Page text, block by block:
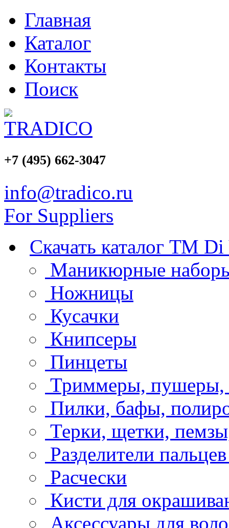
Главная
Каталог
Контакты
Поиск
+7 (495) 662-3047
info@tradico.ru
For Suppliers
Скачать каталог ТМ Di
Маникюрные
Ножницы
Кусачки
Книпсеры
Пинцеты
Триммеры, пушеры,
Пилки, бафы,
Терки, щетки,
Разделители
Расчески
Кисти для
Аксессуары для